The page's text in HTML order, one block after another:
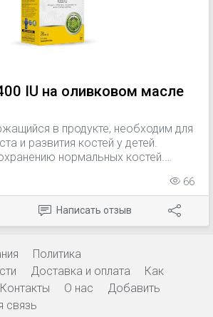
IU на оливковом масле
в продукте, необходим для
и развития костей у детей.
нормальных костей.
поддержанию нормальной
защите здоровых
усвоению / использованию
Способствует нормальному
66
Написать отзыв
Политика
Доставка и оплата
Как
Контакты О нас
Добавить
связь